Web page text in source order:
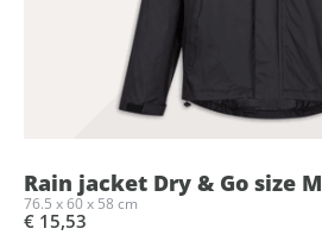
Rain jacket Dry & Go size M
76.5 x 60 x 58 cm
€ 15,53